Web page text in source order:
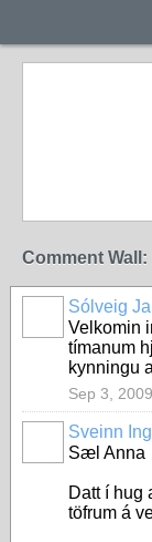
Comment Wall:
Sólveig
Velkomin
tímanum
kynningu
Sep 3, 2009
Sveinn
Sæl Anna
Datt í hug
töfrum á